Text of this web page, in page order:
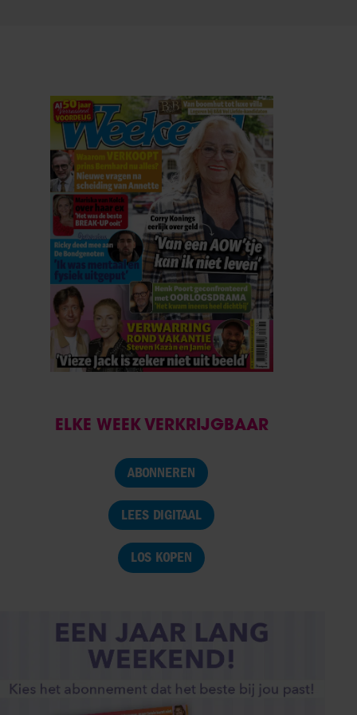
ELKE WEEK VERKRIJGBAAR
ABONNEREN
LEES DIGITAAL
LOS KOPEN